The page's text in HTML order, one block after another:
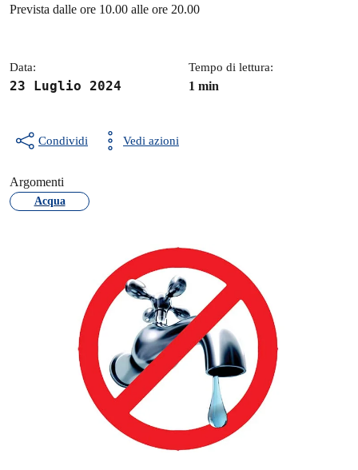
Dettagli della notizia
Prevista dalle ore 10.00 alle ore 20.00
Data:
23 Luglio 2024
Tempo di lettura:
1 min
Condividi Vedi azioni
Argomenti
Acqua